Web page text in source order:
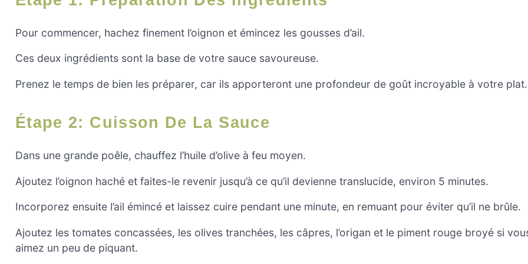
Pour commencer, hachez finement l’oignon et émincez les gousses d’ail.
Ces deux ingrédients sont la base de votre sauce savoureuse.
Prenez le temps de bien les préparer, car ils apporteront une profondeur de goût incroyable à votre plat.
Étape 2: Cuisson De La Sauce
Dans une grande poêle, chauffez l’huile d’olive à feu moyen.
Ajoutez l’oignon haché et faites-le revenir jusqu’à ce qu’il devienne translucide, environ 5 minutes.
Incorporez ensuite l’ail émincé et laissez cuire pendant une minute, en remuant pour éviter qu’il ne brûle.
Ajoutez les tomates concassées, les olives tranchées, les câpres, l’origan et le piment rouge broyé si
aimez un peu de piquant.